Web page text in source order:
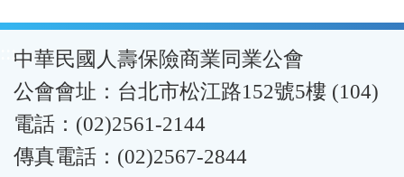
:::中華民國人壽保險商業同業公會
公會會址：台北市松江路152號5樓 (104)
電話：(02)2561-2144
傳真電話：(02)2567-2844